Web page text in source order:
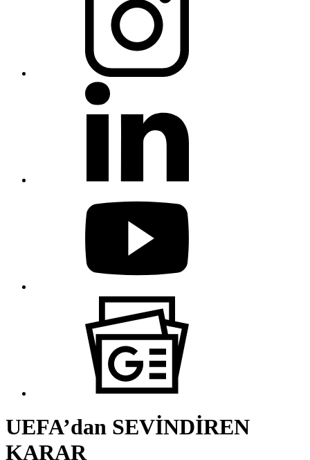
UEFA’dan SEVİNDİREN
KARAR